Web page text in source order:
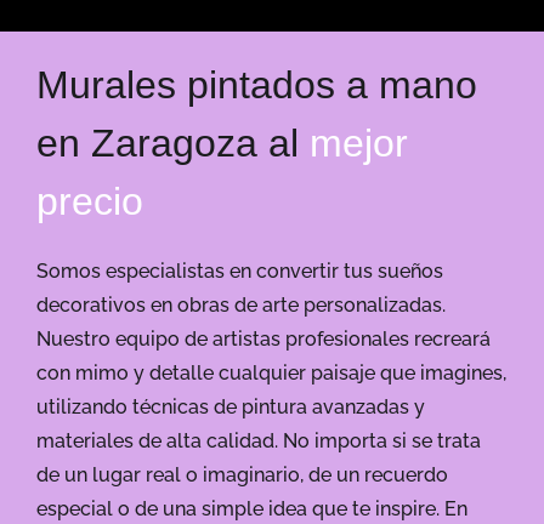
Murales pintados a mano
en Zaragoza al mejor
precio
Somos especialistas en convertir tus sueños
decorativos en obras de arte personalizadas.
Nuestro equipo de artistas profesionales recreará
con mimo y detalle cualquier paisaje que imagines,
utilizando técnicas de pintura avanzadas y
materiales de alta calidad. No importa si se trata
de un lugar real o imaginario, de un recuerdo
especial o de una simple idea que te inspire. En